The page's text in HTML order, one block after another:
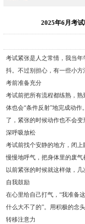
2025年6月考
考试紧张是人之常情，我当
抖。不过别担心，有一些小方
考前准备充分
考试前把所有流程都练熟，
体也会“条件反射”地完成动
了，紧张的时候动作也不会变
深呼吸放松
考试前找个安静的地方，闭
慢慢地呼气，把身体里的废
以前紧张的时候就这样做，几
自我鼓励
在心里给自己打气，“我准备
什么大不了的”。用积极的念
转移注意力